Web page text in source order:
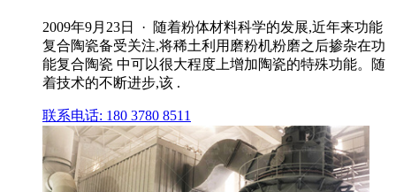
2009年9月23日 · 随着粉体材料科学的发展,近年来功能
复合陶瓷备受关注,将稀土利用磨粉机粉磨之后掺杂在功
能复合陶瓷 中可以很大程度上增加陶瓷的特殊功能。随
着技术的不断进步,该 .
联系电话: 180 3780 8511